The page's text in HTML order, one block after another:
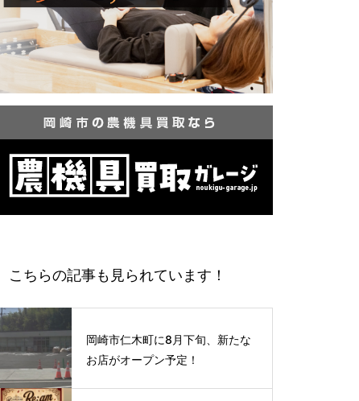
こちらの記事も見られています！
岡崎市仁木町に8月下旬、新たな
お店がオープン予定！